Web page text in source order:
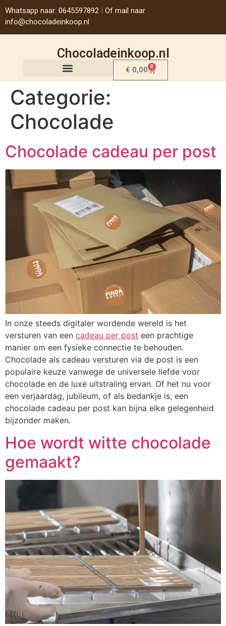
Whatsapp naar: 0645597892 | Of mail naar
info@chocoladeinkoop.nl
Chocoladeinkoop.nl
€ 0,00 0
Categorie:
Chocolade
Chocolade cadeau per post
In onze steeds digitaler wordende wereld is het
versturen van een cadeau per post een prachtige
manier om een fysieke connectie te behouden.
Chocolade als cadeau versturen via de post is een
populaire keuze vanwege de universele liefde voor
chocolade en de luxe uitstraling ervan. Of het nu voor
een verjaardag, jubileum, of als bedankje is, een
chocolade cadeau per post kan bijna elke gelegenheid
bijzonder maken.
Hoe wordt witte chocolade
gemaakt?